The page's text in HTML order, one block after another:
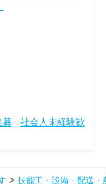
募
社会人未経験歓
技能工・設備・配送・